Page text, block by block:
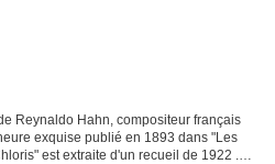
Reynaldo Hahn, compositeur français
exquise publié en 1893 dans "Les
est extraite d'un recueil de 1922 .